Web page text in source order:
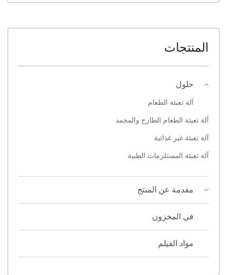
المنتجات
حلول
آلة تعبئة الطعام
آلة تعبئة الطعام الطازج والمجمد
آلة تعبئة غير غذائية
آلة تعبئة المستلزمات الطبية
مقدمة عن المنتج
في المخزون
مواد الفيلم